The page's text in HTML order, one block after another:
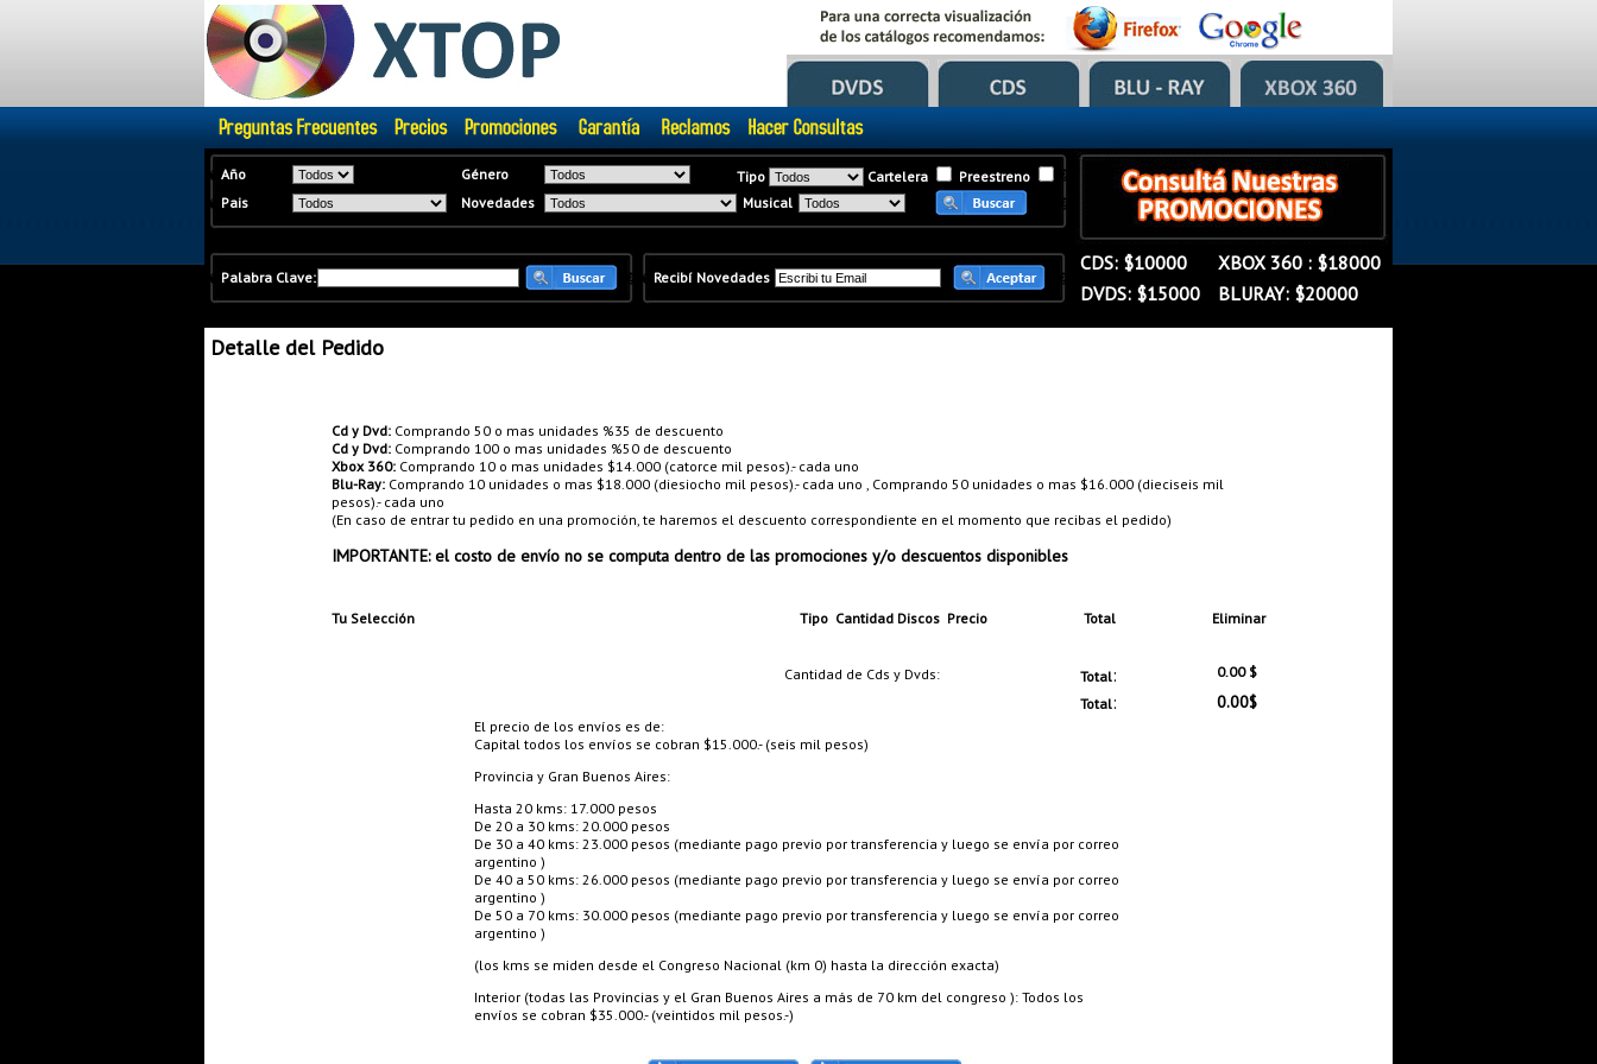
� Año Género Tipo Cartelera Preestreno
�
� Pais Novedades Musical �
CDS: $10000
XBOX 360 : $18000
DVDS: $15000
BLURAY: $20000
� Palabra Clave: � � Recibí Novedades �
Detalle del Pedido
Cd y Dvd: Comprando 50 o mas unidades %35 de descuento
Cd y Dvd: Comprando 100 o mas unidades %50 de descuento
Xbox 360: Comprando 10 o mas unidades $14.000 (catorce mil pesos).- cada uno
Blu-Ray: Comprando 10 unidades o mas $18.000 (diesiocho mil pesos).- cada uno , Comprando 50 unidades o mas $16.000 (dieciseis mil
pesos).- cada uno
(En caso de entrar tu pedido en una promoción, te haremos el descuento correspondiente en el momento que recibas el pedido)
IMPORTANTE: el costo de envío no se computa dentro de las promociones y/o descuentos disponibles
Tu Selección Tipo Cantidad Discos Precio Total Eliminar
Cantidad de Cds y Dvds: Total:
0.00 $
Total: 0.00$
El precio de los envíos es de:
Capital todos los envíos se cobran $15.000.- (seis mil pesos)
Provincia y Gran Buenos Aires:
Hasta 20 kms: 17.000 pesos
De 20 a 30 kms: 20.000 pesos
De 30 a 40 kms: 23.000 pesos (mediante pago previo por transferencia y luego se envía por correo
argentino )
De 40 a 50 kms: 26.000 pesos (mediante pago previo por transferencia y luego se envía por correo
argentino )
De 50 a 70 kms: 30.000 pesos (mediante pago previo por transferencia y luego se envía por correo
argentino )
(los kms se miden desde el Congreso Nacional (km 0) hasta la dirección exacta)
Interior (todas las Provincias y el Gran Buenos Aires a más de 70 km del congreso ): Todos los
envíos se cobran $35.000.- (veintidos mil pesos.-)